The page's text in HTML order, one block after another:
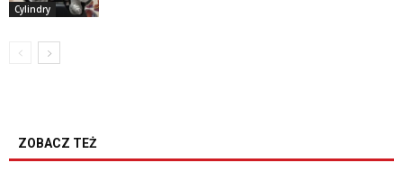
Cylindry
ZOBACZ TEŻ